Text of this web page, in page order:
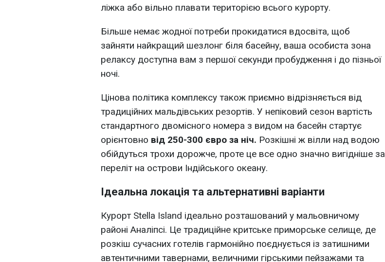
ліжка або вільно плавати територією всього курорту.
Більше немає жодної потреби прокидатися вдосвіта, щоб
зайняти найкращий шезлонг біля басейну, ваша особиста зона
релаксу доступна вам з першої секунди пробудження і до пізньої
ночі.
Цінова політика комплексу також приємно відрізняється від
традиційних мальдівських резортів. У непіковий сезон вартість
стандартного двомісного номера з видом на басейн стартує
орієнтовно від 250-300 євро за ніч. Розкішні ж вілли над водою
обійдуться трохи дорожче, проте це все одно значно вигідніше за
переліт на острови Індійського океану.
Ідеальна локація та альтернативні варіанти
Курорт Stella Island ідеально розташований у мальовничому
районі Аналіпсі. Це традиційне критське приморське селище, де
розкіш сучасних готелів гармонійно поєднується із затишними
автентичними тавернами, величними гірськими пейзажами та